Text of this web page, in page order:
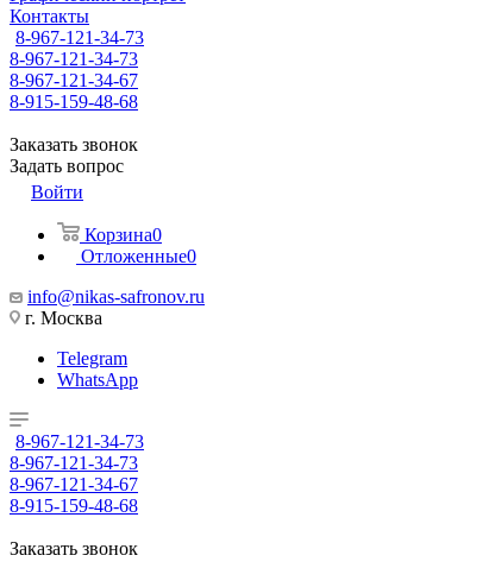
Контакты
8-967-121-34-73
8-967-121-34-73
8-967-121-34-67
8-915-159-48-68
Заказать звонок
Задать вопрос
Войти
Корзина0
Отложенные0
info@nikas-safronov.ru
г. Москва
Telegram
WhatsApp
8-967-121-34-73
8-967-121-34-73
8-967-121-34-67
8-915-159-48-68
Заказать звонок